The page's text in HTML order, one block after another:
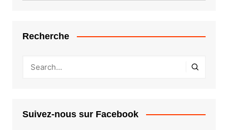
Recherche
Suivez-nous sur Facebook